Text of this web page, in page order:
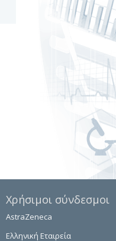
Χρήσιμοι σύνδεσμοι
AstraZeneca
Ελληνική Εταιρεία